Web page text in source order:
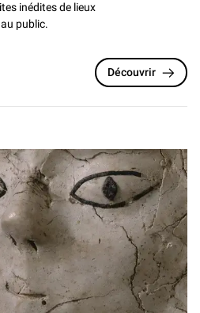
inédites de lieux
public.
Découvrir